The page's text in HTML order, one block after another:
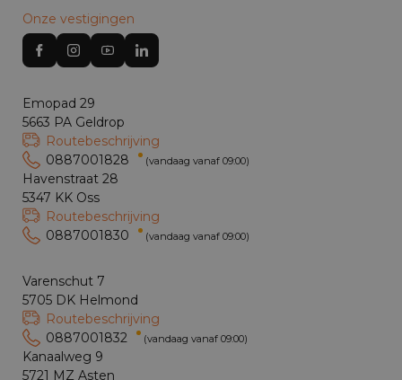
Onze vestigingen
Emopad 29
5663 PA Geldrop
Routebeschrijving
0887001828
(vandaag vanaf 09:00)
Havenstraat 28
5347 KK Oss
Routebeschrijving
0887001830
(vandaag vanaf 09:00)
Varenschut 7
5705 DK Helmond
Routebeschrijving
0887001832
(vandaag vanaf 09:00)
Kanaalweg 9
5721 MZ Asten